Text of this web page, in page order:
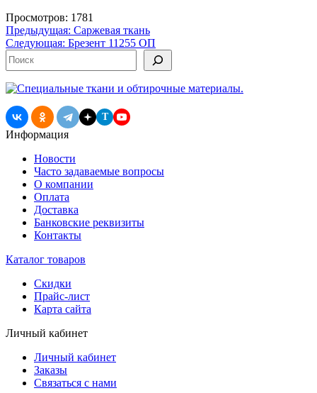
Просмотров: 1781
Навигация
по
записям
Предыдущая: Саржевая ткань
Следующая: Брезент 11255 ОП
Поиск
T
Информация
Новости
Часто задаваемые вопросы
О компании
Оплата
Доставка
Банковские реквизиты
Контакты
Каталог товаров
Скидки
Прайс-лист
Карта сайта
Личный кабинет
Личный кабинет
Заказы
Связаться с нами